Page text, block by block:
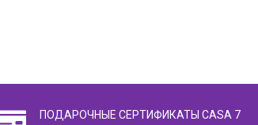
ПОДАРОЧНЫЕ СЕРТИФИКАТЫ CASA 7